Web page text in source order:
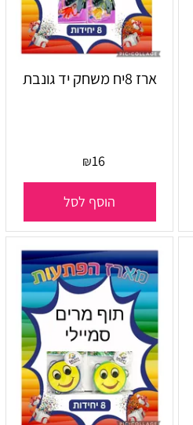
ארז 8יח משחק יד גונבת
₪16
הוסף לסל